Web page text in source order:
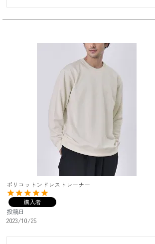
ポリコットンドレストレーナー
購入者
投稿日
2023/10/25